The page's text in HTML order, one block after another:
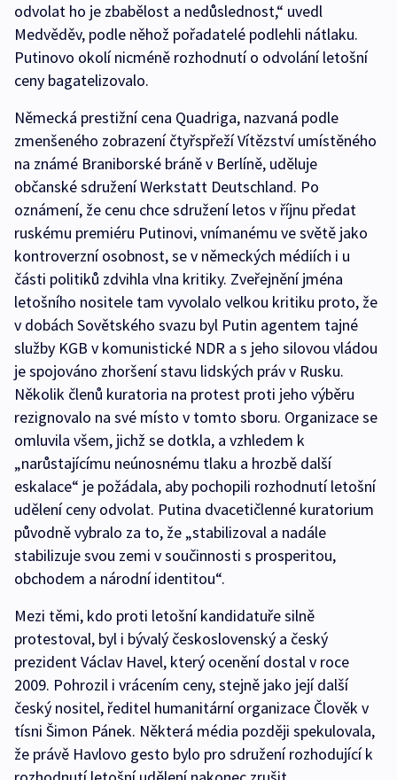
odvolat ho je zbabělost a nedůslednost,“ uvedl
Medvěděv, podle něhož pořadatelé podlehli nátlaku.
Putinovo okolí nicméně rozhodnutí o odvolání letošní
ceny bagatelizovalo.
Německá prestižní cena Quadriga, nazvaná podle
zmenšeného zobrazení čtyřspřeží Vítězství umístěného
na známé Braniborské bráně v Berlíně, uděluje
občanské sdružení Werkstatt Deutschland. Po
oznámení, že cenu chce sdružení letos v říjnu předat
ruskému premiéru Putinovi, vnímanému ve světě jako
kontroverzní osobnost, se v německých médiích i u
části politiků zdvihla vlna kritiky. Zveřejnění jména
letošního nositele tam vyvolalo velkou kritiku proto, že
v dobách Sovětského svazu byl Putin agentem tajné
služby KGB v komunistické NDR a s jeho silovou vládou
je spojováno zhoršení stavu lidských práv v Rusku.
Několik členů kuratoria na protest proti jeho výběru
rezignovalo na své místo v tomto sboru. Organizace se
omluvila všem, jichž se dotkla, a vzhledem k
„narůstajícímu neúnosnému tlaku a hrozbě další
eskalace“ je požádala, aby pochopili rozhodnutí letošní
udělení ceny odvolat. Putina dvacetičlenné kuratorium
původně vybralo za to, že „stabilizoval a nadále
stabilizuje svou zemi v součinnosti s prosperitou,
obchodem a národní identitou“.
Mezi těmi, kdo proti letošní kandidatuře silně
protestoval, byl i bývalý československý a český
prezident Václav Havel, který ocenění dostal v roce
2009. Pohrozil i vrácením ceny, stejně jako její další
český nositel, ředitel humanitární organizace Člověk v
tísni Šimon Pánek. Některá média později spekulovala,
že právě Havlovo gesto bylo pro sdružení rozhodující k